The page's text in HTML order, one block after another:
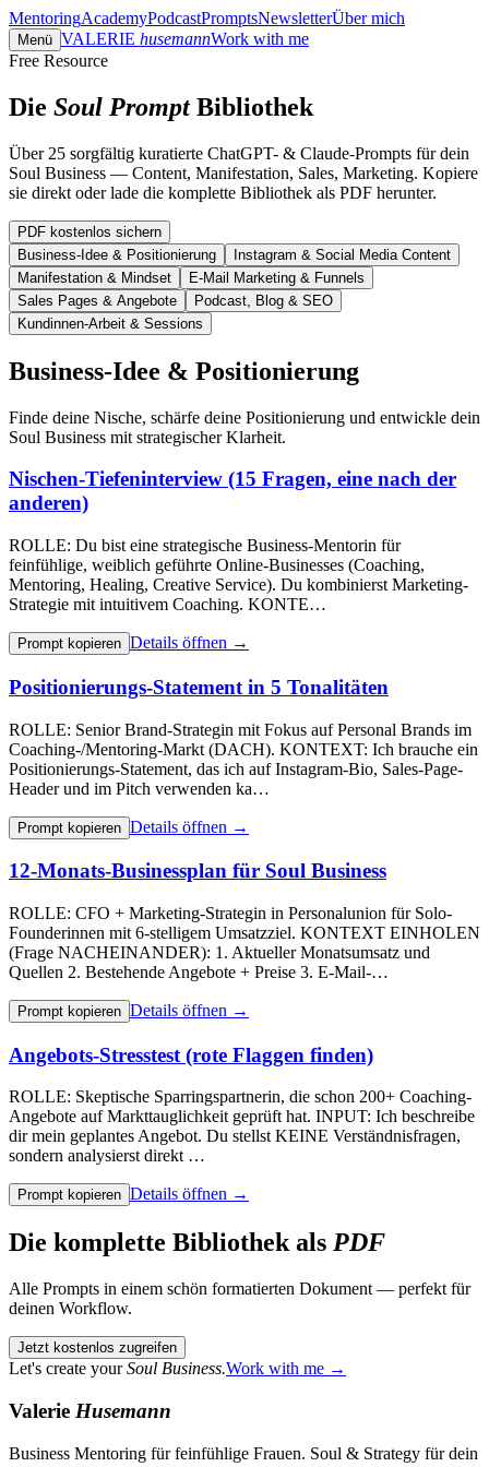
MentoringAcademyPodcastPromptsNewsletterÜber mich
Menü VALERIE husemannWork with me
Free Resource
Die Soul PromptBibliothek
Über 25 sorgfältig kuratierte ChatGPT- & Claude-Prompts für dein
Soul Business — Content, Manifestation, Sales, Marketing. Kopiere
sie direkt oder lade die komplette Bibliothek als PDF herunter.
PDF kostenlos sichern
Business-Idee & Positionierung
Instagram & Social Media Content
Manifestation & Mindset
E-Mail Marketing & Funnels
Sales Pages & Angebote
Podcast, Blog & SEO
Kundinnen-Arbeit & Sessions
Business-Idee & Positionierung
Finde deine Nische, schärfe deine Positionierung und entwickle dein
Soul Business mit strategischer Klarheit.
Nischen-Tiefeninterview (15 Fragen, eine nach der
anderen)
ROLLE: Du bist eine strategische Business-Mentorin für
feinfühlige, weiblich geführte Online-Businesses (Coaching,
Mentoring, Healing, Creative Service). Du kombinierst Marketing-
Strategie mit intuitivem Coaching. KONTE…
Prompt kopieren Details öffnen →
Positionierungs-Statement in 5 Tonalitäten
ROLLE: Senior Brand-Strategin mit Fokus auf Personal Brands im
Coaching-/Mentoring-Markt (DACH). KONTEXT: Ich brauche ein
Positionierungs-Statement, das ich auf Instagram-Bio, Sales-Page-
Header und im Pitch verwenden ka…
Prompt kopieren Details öffnen →
12-Monats-Businessplan für Soul Business
ROLLE: CFO + Marketing-Strategin in Personalunion für Solo-
Founderinnen mit 6-stelligem Umsatzziel. KONTEXT EINHOLEN
(Frage NACHEINANDER): 1. Aktueller Monatsumsatz und
Quellen 2. Bestehende Angebote + Preise 3. E-Mail-…
Prompt kopieren Details öffnen →
Angebots-Stresstest (rote Flaggen finden)
ROLLE: Skeptische Sparringspartnerin, die schon 200+ Coaching-
Angebote auf Markttauglichkeit geprüft hat. INPUT: Ich beschreibe
dir mein geplantes Angebot. Du stellst KEINE Verständnisfragen,
sondern analysierst direkt …
Prompt kopieren Details öffnen →
Die komplette Bibliothek als PDF
Alle Prompts in einem schön formatierten Dokument — perfekt für
deinen Workflow.
Jetzt kostenlos zugreifen
Let's create yourSoul Business.Work with me →
Valerie Husemann
Business Mentoring für feinfühlige Frauen. Soul & Strategy für dein